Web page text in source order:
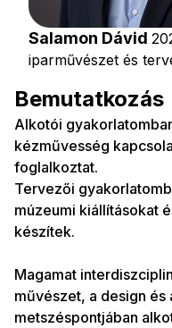
Salamon Dávid
iparművészet és
Bemutatkozás
Alkotói
kézművesség
foglalkoztat.
Tervezői
múzeumi kiállításokat
készítek.
Magamat
művészet, a design és
metszéspontjában